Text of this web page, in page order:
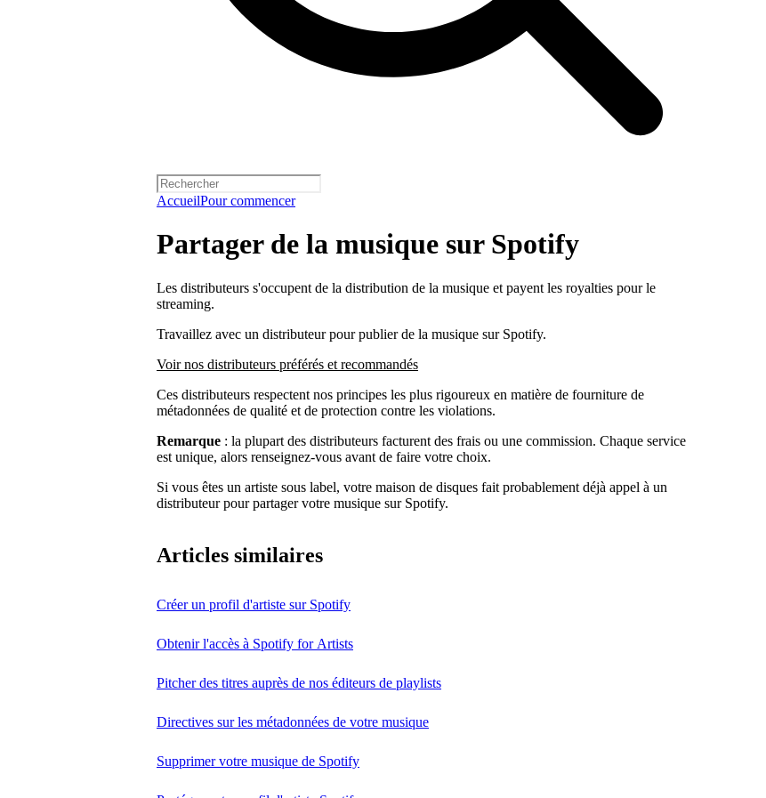
AccueilPour commencer
Partager de la musique sur Spotify
Les distributeurs s'occupent de la distribution de la musique et payent les royalties pour le
streaming.
Travaillez avec un distributeur pour publier de la musique sur Spotify.
Voir nos distributeurs préférés et recommandés
Ces distributeurs respectent nos principes les plus rigoureux en matière de fourniture de
métadonnées de qualité et de protection contre les violations.
Remarque : la plupart des distributeurs facturent des frais ou une commission. Chaque service
est unique, alors renseignez-vous avant de faire votre choix.
Si vous êtes un artiste sous label, votre maison de disques fait probablement déjà appel à un
distributeur pour partager votre musique sur Spotify.
Articles similaires
Créer un profil d'artiste sur Spotify
Obtenir l'accès à Spotify for Artists
Pitcher des titres auprès de nos éditeurs de playlists
Directives sur les métadonnées de votre musique
Supprimer votre musique de Spotify